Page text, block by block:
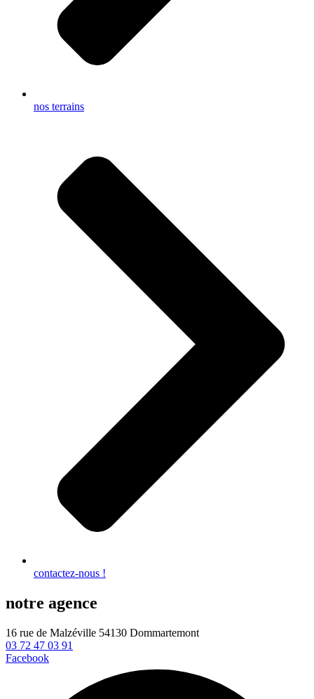
nos terrains
contactez-nous !
notre agence
16 rue de Malzéville 54130 Dommartemont
03 72 47 03 91
Facebook